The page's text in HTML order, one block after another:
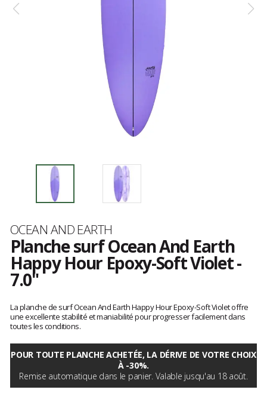
Marque
OCEAN AND EARTH
Planche surf Ocean And Earth
Happy Hour Epoxy-Soft Violet -
7.0"
7.0"
avis
clients
La planche de surf Ocean And Earth Happy Hour Epoxy-Soft Violet offre
une excellente stabilité et maniabilité pour progresser facilement dans
toutes les conditions.
POUR TOUTE PLANCHE ACHETÉE, LA DÉRIVE DE VOTRE CHOIX
À -30%.
Remise automatique dans le panier. Valable jusqu'au 18 août.